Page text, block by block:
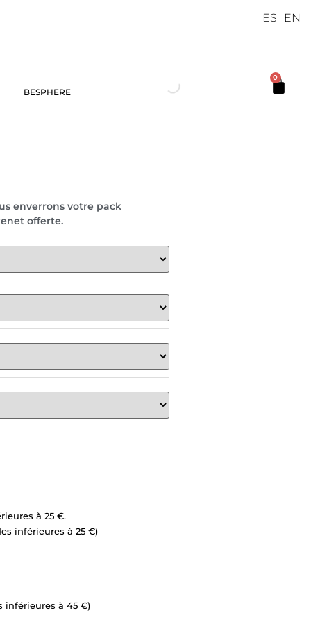
ES EN
BESPHERE
0
enverrons votre pack
offerte.
à 25 €.
inférieures à 25 €)
inférieures à 45 €)